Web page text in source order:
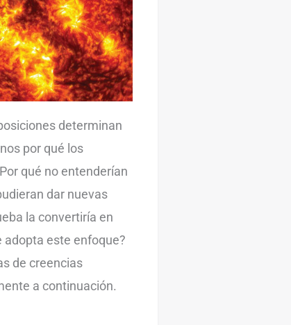
determinan
por qué los
qué no entenderían
dar nuevas
la convertiría en
adopta este enfoque?
de creencias
a continuación.